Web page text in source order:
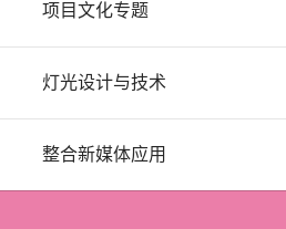
项目文化专题
灯光设计与技术
整合新媒体应用